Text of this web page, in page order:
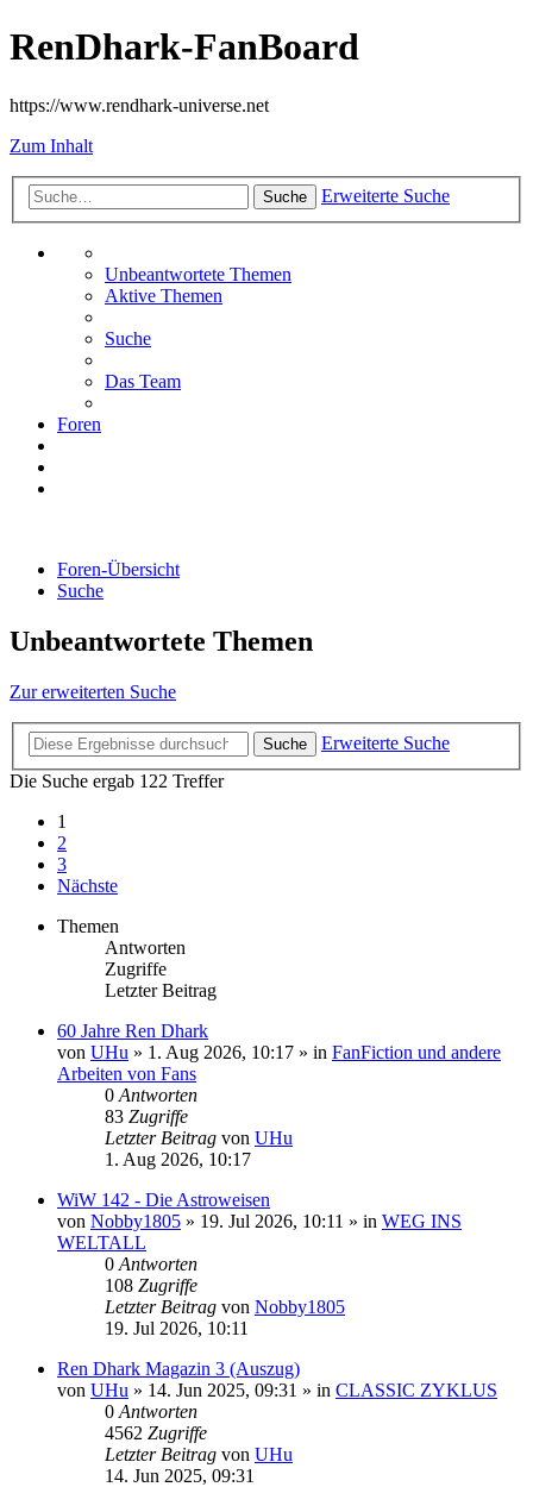
RenDhark-FanBoard
https://www.rendhark-universe.net
Zum Inhalt
Suche Erweiterte Suche
Unbeantwortete Themen
Aktive Themen
Suche
Das Team
Foren
Foren-Übersicht
Suche
Unbeantwortete Themen
Zur erweiterten Suche
Suche
Erweiterte Suche
Die Suche ergab 122 Treffer
1
2
3
Nächste
Themen
Antworten
Zugriffe
Letzter Beitrag
60 Jahre Ren Dhark
von UHu » 1. Aug 2026, 10:17 » in FanFiction und andere
Arbeiten von Fans
0 Antworten
83 Zugriffe
Letzter Beitrag von UHu
1. Aug 2026, 10:17
WiW 142 - Die Astroweisen
von Nobby1805 » 19. Jul 2026, 10:11 » in WEG INS
WELTALL
0 Antworten
108 Zugriffe
Letzter Beitrag von Nobby1805
19. Jul 2026, 10:11
Ren Dhark Magazin 3 (Auszug)
von UHu » 14. Jun 2025, 09:31 » in CLASSIC ZYKLUS
0 Antworten
4562 Zugriffe
Letzter Beitrag von UHu
14. Jun 2025, 09:31